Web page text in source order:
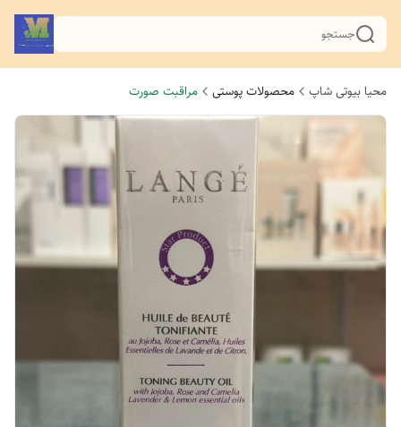
جستجو
محیا بیوتی شاپ محصولات پوستی مراقبت صورت